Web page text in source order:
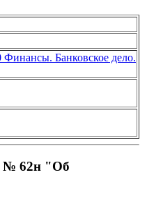
Финансы. Банковское дело.
№ 62н "Об